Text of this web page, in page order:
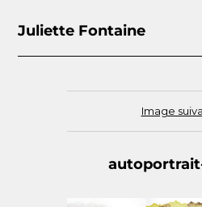
Juliette Fontaine
Image